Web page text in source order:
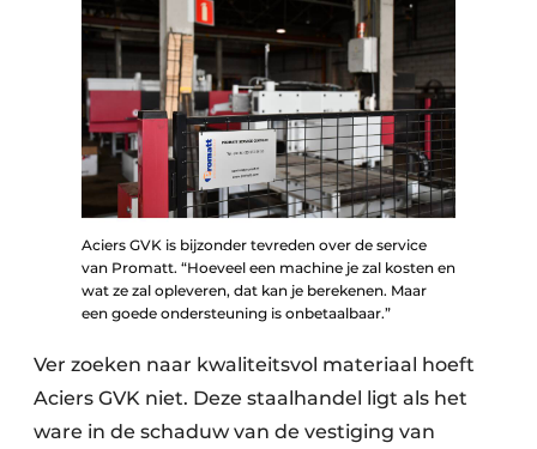
Aciers GVK is bijzonder tevreden over de service
van Promatt. “Hoeveel een machine je zal kosten en
wat ze zal opleveren, dat kan je berekenen. Maar
een goede ondersteuning is onbetaalbaar.”
Ver zoeken naar kwaliteitsvol materiaal hoeft
Aciers GVK niet. Deze staalhandel ligt als het
ware in de schaduw van de vestiging van